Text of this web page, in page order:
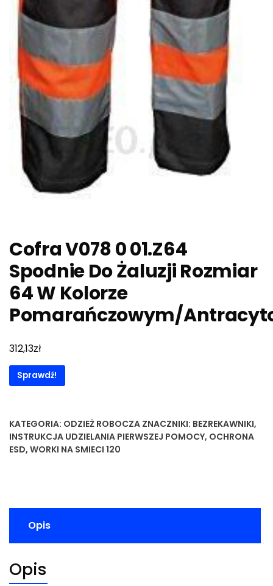
Cofra V078 0 01.Z64
Spodnie Do Żaluzji Rozmiar
64 W Kolorze
Pomarańczowym/
312,13zł
Sprawdź!
KATEGORIA: ODZIEŻ ROBOCZA ZNACZNIKI: BEZREKAWNIKI,
INSTRUKCJA UDZIELANIA PIERWSZEJ POMOCY, OCHRONA
ESD, WORKI NA SMIECI 120
Opis
Opis